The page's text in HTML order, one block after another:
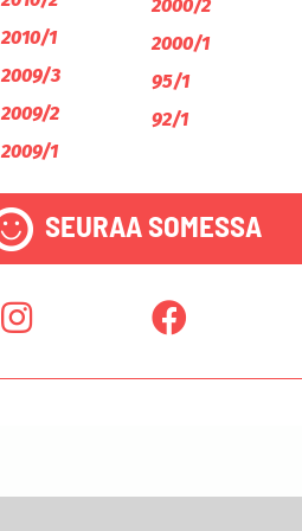
2010/1
2009/3
2009/2
2009/1
2000/2
2000/1
95/1
92/1
SEURAA SOMESSA